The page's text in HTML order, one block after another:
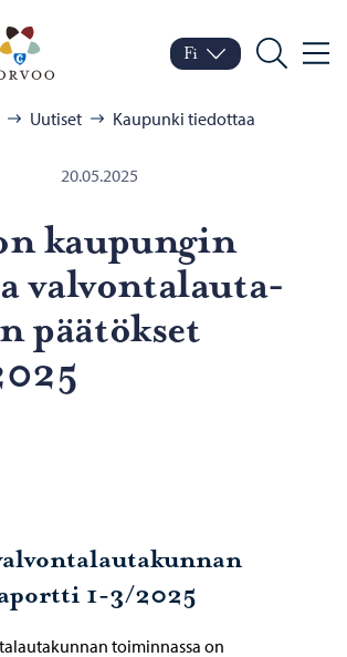
Porvoo – Siirry
Vaihda kieltä
Nykyinen kieli: Suomi
Fi
Hae
Uutiset Kaupunki tiedottaa
20.05.2025
kau­pun­gin
val­von­ta­lau­ta­
pää­tök­set
1-3/2025
toiminnassa on